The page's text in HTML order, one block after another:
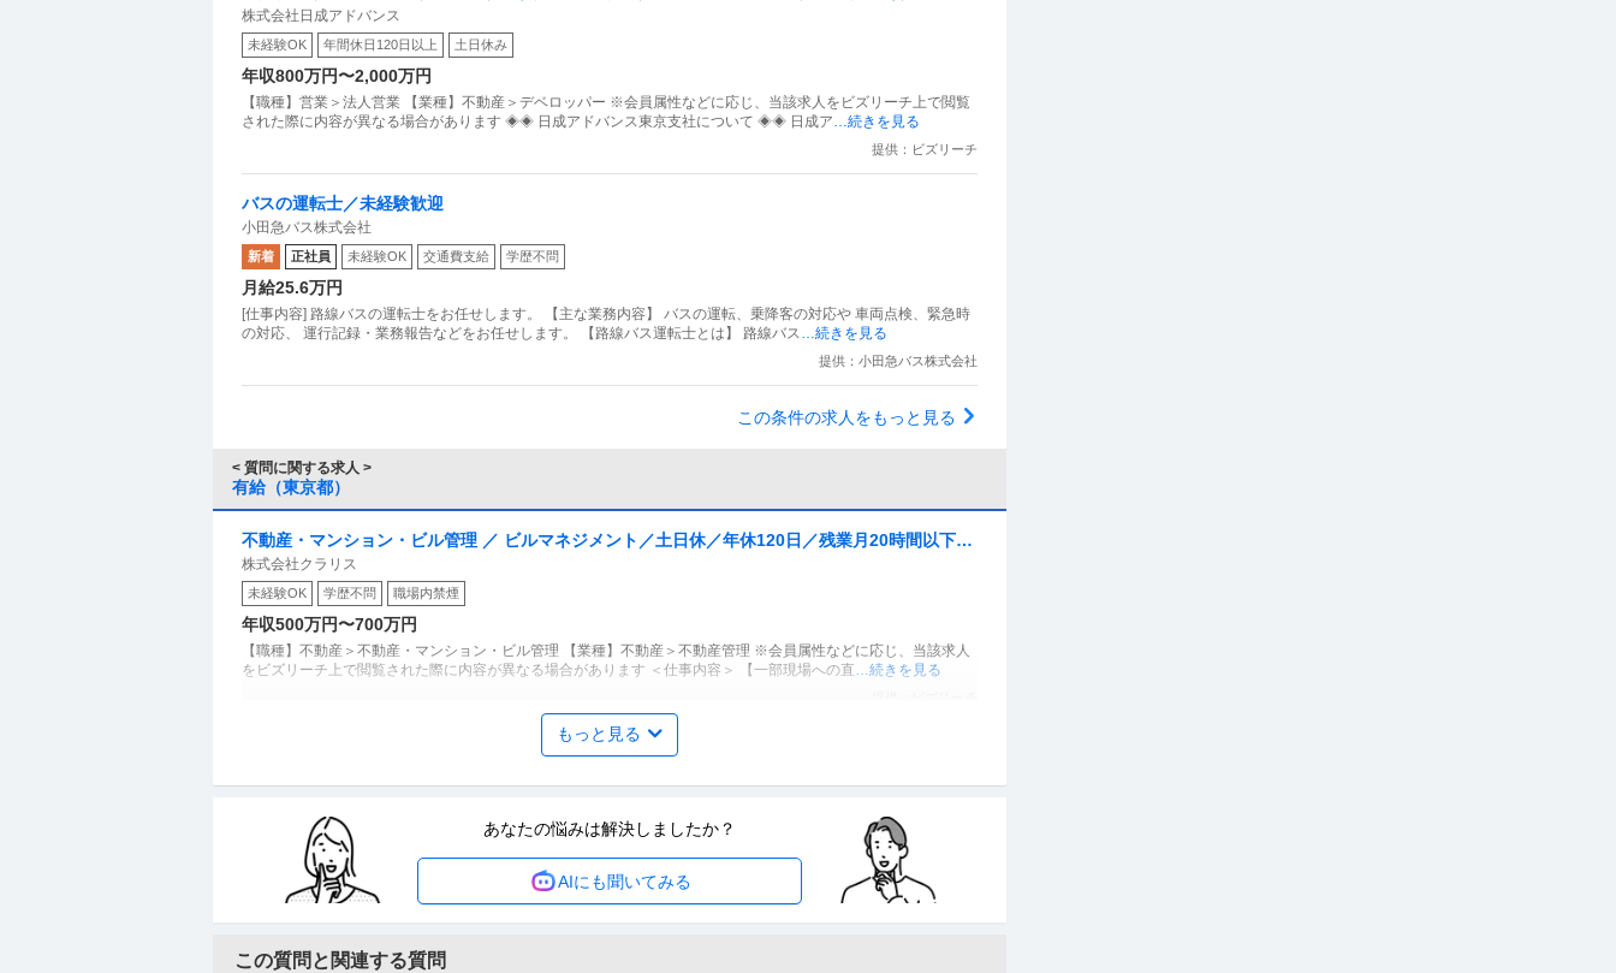
0日（土日休み）／2026年2月立ち上げ〜セミナーや広告で集客した顧客に対して投資用不動産の
アプローチ〜
株式会社日成アドバンス
未経験OK 年間休日120日以上 土日休み
年収800万円〜2,000万円
【職種】営業＞法人営業 【業種】不動産＞デベロッパー ※会員属性などに応じ、当該求人をビズリーチ上で閲覧
された際に内容が異なる場合があります ◈◈ 日成アドバンス東京支社について ◈◈ 日成ア…続きを見る
提供：ビズリーチ
バスの運転士／未経験歓迎
小田急バス株式会社
新着 正社員 未経験OK 交通費支給 学歴不問
月給25.6万円
[仕事内容] 路線バスの運転士をお任せします。 【主な業務内容】 バスの運転、乗降客の対応や 車両点検、緊急時
の対応、 運行記録・業務報告などをお任せします。 【路線バス運転士とは】 路線バス…続きを見る
提供：小田急バス株式会社
この条件の求人をもっと見る
< 質問に関する求人 >
有給（東京都）
不動産・マンション・ビル管理 ／ ビルマネジメント／土日休／年休120日／残業月20時間以下／
転勤無し／夜勤及び夜間の呼出なし
株式会社クラリス
未経験OK 学歴不問 職場内禁煙
年収500万円〜700万円
【職種】不動産＞不動産・マンション・ビル管理 【業種】不動産＞不動産管理 ※会員属性などに応じ、当該求人
をビズリーチ上で閲覧された際に内容が異なる場合があります ＜仕事内容＞ 【一部現場への直…続きを見る
不動産・マンション・ビル管理 ／ 「マンション管理」フロント職／年収600万〜1000万／年間休
年収800万円〜1,000万円
【職種】不動産＞不動産・マンション・ビル管理 【業種】不動産＞不動産管理 ※会員属性などに応じ、当該求人
をビズリーチ上で閲覧された際に内容が異なる場合があります 【110名で売上1,000億超
…続きを見る
建築施工管理 ／ 「現場技術者」未経験者歓迎！賞与5ヶ月分残業20時間未満社宅制度あり〜利益
もっと見る
あなたの悩みは解決しましたか？
AIにも聞いてみる
この質問と関連する質問